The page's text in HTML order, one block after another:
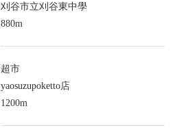
刈谷市立刈谷東中學
880m
超市
yaosuzupoketto店
1200m